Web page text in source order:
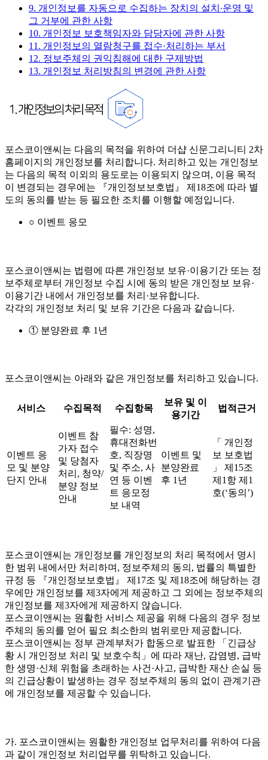
9. 개인정보를 자동으로 수집하는 장치의 설치∙운영 및
그 거부에 관한 사항
10. 개인정보 보호책임자와 담당자에 관한 사항
11. 개인정보의 열람청구를 접수·처리하는 부서
12. 정보주체의 권익침해에 대한 구제방법
13. 개인정보 처리방침의 변경에 관한 사항
포스코이앤씨는 다음의 목적을 위하여 더샵 신문그리니티 2차
홈페이지의 개인정보를 처리합니다. 처리하고 있는 개인정보
는 다음의 목적 이외의 용도로는 이용되지 않으며, 이용 목적
이 변경되는 경우에는 『개인정보보호법』 제18조에 따라 별
도의 동의를 받는 등 필요한 조치를 이행할 예정입니다.
○ 이벤트 응모
포스코이앤씨는 법령에 따른 개인정보 보유·이용기간 또는 정
보주체로부터 개인정보 수집 시에 동의 받은 개인정보 보유·
이용기간 내에서 개인정보를 처리·보유합니다.
각각의 개인정보 처리 및 보유 기간은 다음과 같습니다.
① 분양완료 후 1년
포스코이앤씨는 아래와 같은 개인정보를 처리하고 있습니다.
서비스 수집목적 수집항목
보유 및 이
용기간
법적근거
이벤트 응
모 및 분양
단지 안내
이벤트 참
가자 접수
및 당첨자
처리, 청약/
분양 정보
안내
필수: 성명,
휴대전화번
호, 직장명
및 주소, 사
연 등 이벤
트 응모정
보 내역
이벤트 및
분양완료
후 1년
「 개인정
보 보호법
」 제15조
제1항 제1
호(‘동의’)
포스코이앤씨는 개인정보를 개인정보의 처리 목적에서 명시
한 범위 내에서만 처리하며, 정보주체의 동의, 법률의 특별한
규정 등 『개인정보보호법』 제17조 및 제18조에 해당하는 경
우에만 개인정보를 제3자에게 제공하고 그 외에는 정보주체의
개인정보를 제3자에게 제공하지 않습니다.
포스코이앤씨는 원활한 서비스 제공을 위해 다음의 경우 정보
주체의 동의를 얻어 필요 최소한의 범위로만 제공합니다.
포스코이앤씨는 정부 관계부처가 합동으로 발표한 「긴급상
황 시 개인정보 처리 및 보호수칙」에 따라 재난, 감염병, 급박
한 생명·신체 위험을 초래하는 사건·사고, 급박한 재산 손실 등
의 긴급상황이 발생하는 경우 정보주체의 동의 없이 관계기관
에 개인정보를 제공할 수 있습니다.
가. 포스코이앤씨는 원활한 개인정보 업무처리를 위하여 다음
과 같이 개인정보 처리업무를 위탁하고 있습니다.